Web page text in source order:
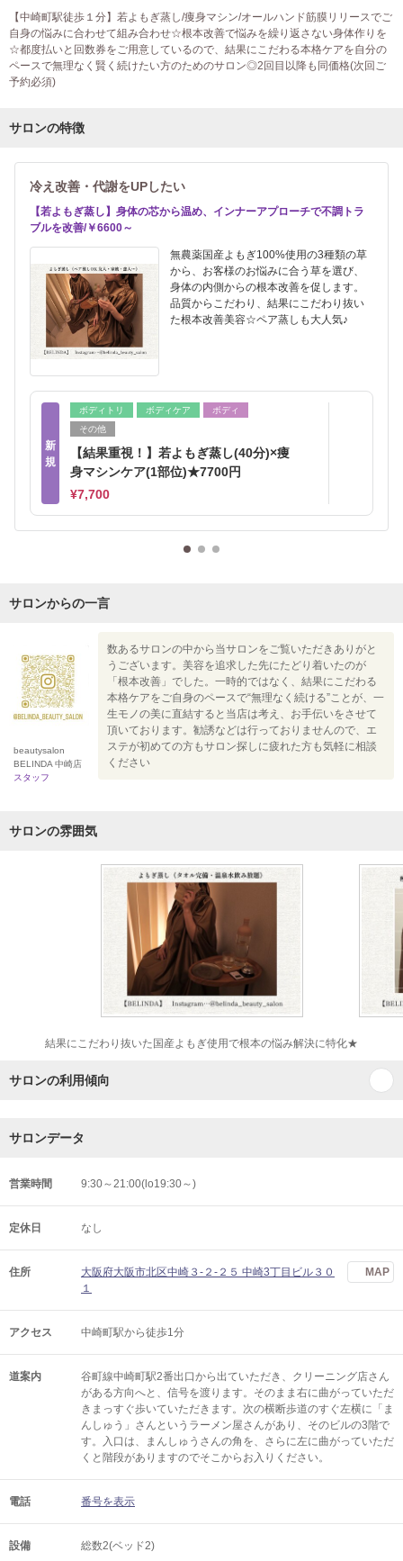
【中崎町駅徒歩１分】若よもぎ蒸し/痩身マシン/オールハンド筋膜リリースでご
自身の悩みに合わせて組み合わせ☆根本改善で悩みを繰り返さない身体作りを
☆都度払いと回数券をご用意しているので、結果にこだわる本格ケアを自分の
ペースで無理なく賢く続けたい方のためのサロン◎2回目以降も同価格(次回ご
予約必須)
サロンの特徴
冷え改善・代謝をUPしたい
【若よもぎ蒸し】身体の芯から温め、インナーアプローチで不調トラ
ブルを改善/￥6600～
無農薬国産よもぎ100%使用の3種類の草
から、お客様のお悩みに合う草を選び、
身体の内側からの根本改善を促します。
品質からこだわり、結果にこだわり抜い
た根本改善美容☆ペア蒸しも大人気♪
新
規
ボディトリ ボディケア
ボディ
その他
【結果重視！】若よもぎ蒸し(40分)×痩
身マシンケア(1部位)★7700円
¥7,700
サロンからの一言
beautysalon
BELINDA 中崎店
スタッフ
数あるサロンの中から当サロンをご覧いただきありがと
うございます。美容を追求した先にたどり着いたのが
「根本改善」でした。一時的ではなく、結果にこだわる
本格ケアをご自身のペースで“無理なく続ける”ことが、一
生モノの美に直結すると当店は考え、お手伝いをさせて
頂いております。勧誘などは行っておりませんので、エ
ステが初めての方もサロン探しに疲れた方も気軽に相談
ください
サロンの雰囲気
結果にこだわり抜いた国産よもぎ使用で根本の悩み解決に特化★
サロンの利用傾向
サロンデータ
営業時間 9:30～21:00(lo19:30～)
定休日 なし
住所
大阪府大阪市北区中崎３-２-２５ 中崎3丁目ビル３０
１
MAP
アクセス 中崎町駅から徒歩1分
道案内
谷町線中崎町駅2番出口から出ていただき、クリーニング店さん
がある方向へと、信号を渡ります。そのまま右に曲がっていただ
きまっすぐ歩いていただきます。次の横断歩道のすぐ左横に「ま
んしゅう」さんというラーメン屋さんがあり、そのビルの3階で
す。入口は、まんしゅうさんの角を、さらに左に曲がっていただ
くと階段がありますのでそこからお入りください。
電話 番号を表示
設備 総数2(ベッド2)